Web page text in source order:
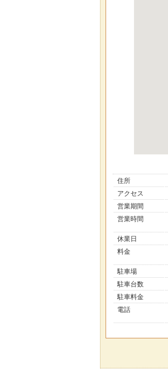
住所
アクセス
営業期間
営業時間
休業日
料金
駐車場
駐車台数
駐車料金
電話